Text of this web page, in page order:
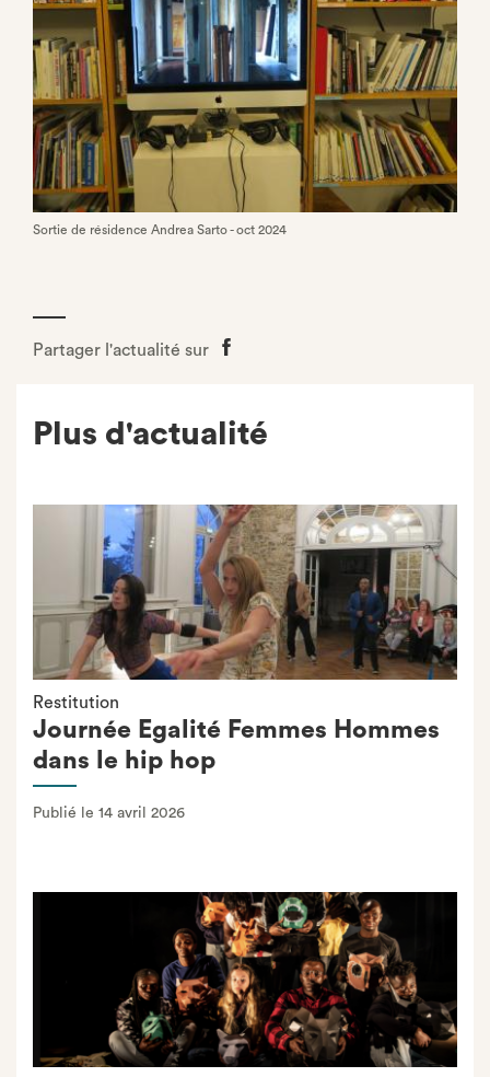
Sortie de résidence Andrea Sarto - oct 2024
Partager l'actualité sur
Partager
Plus d'actualité
Restitution
Journée Egalité Femmes Hommes
dans le hip hop
Publié le 14 avril 2026